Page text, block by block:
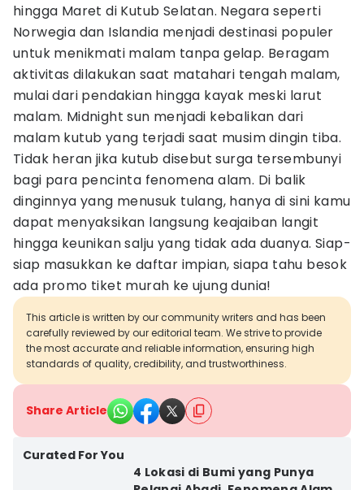
hingga Maret di Kutub Selatan. Negara seperti
Norwegia dan Islandia menjadi destinasi populer
untuk menikmati malam tanpa gelap. Beragam
aktivitas dilakukan saat matahari tengah malam,
mulai dari pendakian hingga kayak meski larut
malam. Midnight sun menjadi kebalikan dari
malam kutub yang terjadi saat musim dingin tiba.
Tidak heran jika kutub disebut surga tersembunyi
bagi para pencinta fenomena alam. Di balik
dinginnya yang menusuk tulang, hanya di sini kamu
dapat menyaksikan langsung keajaiban langit
hingga keunikan salju yang tidak ada duanya. Siap-
siap masukkan ke daftar impian, siapa tahu besok
ada promo tiket murah ke ujung dunia!
This article is written by our community writers and has been
carefully reviewed by our editorial team. We strive to provide
the most accurate and reliable information, ensuring high
standards of quality, credibility, and trustworthiness.
Share Article
Curated For You
4 Lokasi di Bumi yang Punya